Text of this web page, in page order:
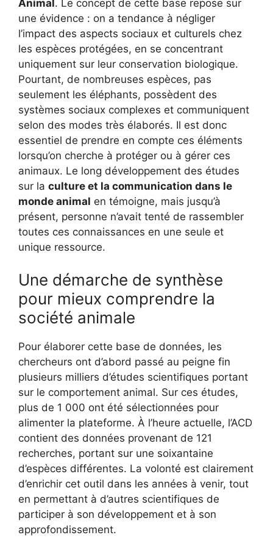
Animal. Le concept de cette base repose sur
une évidence : on a tendance à négliger
l’impact des aspects sociaux et culturels chez
les espèces protégées, en se concentrant
uniquement sur leur conservation biologique.
Pourtant, de nombreuses espèces, pas
seulement les éléphants, possèdent des
systèmes sociaux complexes et communiquent
selon des modes très élaborés. Il est donc
essentiel de prendre en compte ces éléments
lorsqu’on cherche à protéger ou à gérer ces
animaux. Le long développement des études
sur la culture et la communication dans le
monde animal en témoigne, mais jusqu’à
présent, personne n’avait tenté de rassembler
toutes ces connaissances en une seule et
unique ressource.
Une démarche de synthèse
pour mieux comprendre la
société animale
Pour élaborer cette base de données, les
chercheurs ont d’abord passé au peigne fin
plusieurs milliers d’études scientifiques portant
sur le comportement animal. Sur ces études,
plus de 1 000 ont été sélectionnées pour
alimenter la plateforme. À l’heure actuelle, l’ACD
contient des données provenant de 121
recherches, portant sur une soixantaine
d’espèces différentes. La volonté est clairement
d’enrichir cet outil dans les années à venir, tout
en permettant à d’autres scientifiques de
participer à son développement et à son
approfondissement.